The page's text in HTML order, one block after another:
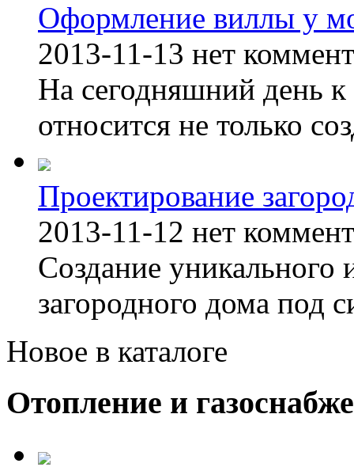
Оформление виллы у
2013-11-13 нет
На сегодняшний день к
относится не только
Проектирование
2013-11-12 нет
Создание уникального
загородного дома под
Новое в каталоге
Отопление и